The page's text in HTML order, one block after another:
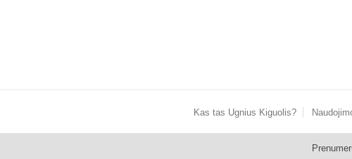
Kas tas Ugnius Kiguolis?